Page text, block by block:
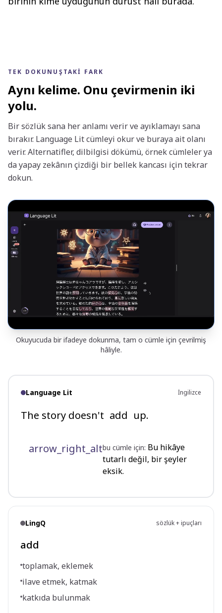
TEK DOKUNUŞTAKI FARK
Aynı kelime. Onu çevirmenin iki
yolu.
Bir sözlük sana her anlamı verir ve ayıklamayı sana
bırakır. Language Lit cümleyi okur ve buraya ait olanı
verir. Alternatifler, dilbilgisi dökümü, örnek cümleler ya
da yapay zekânın çizdiği bir bellek kancası için tekrar
dokun.
Okuyucuda bir ifadeye dokunma, tam o cümle için çevrilmiş
hâliyle.
Language Lit İngilizce
The story doesn't add up.
arrow_right_altbu cümle için: Bu hikâye
tutarlı değil, bir şeyler
eksik.
LingQ sözlük + ipuçları
add
toplamak, eklemek
ilave etmek, katmak
katkıda bulunmak